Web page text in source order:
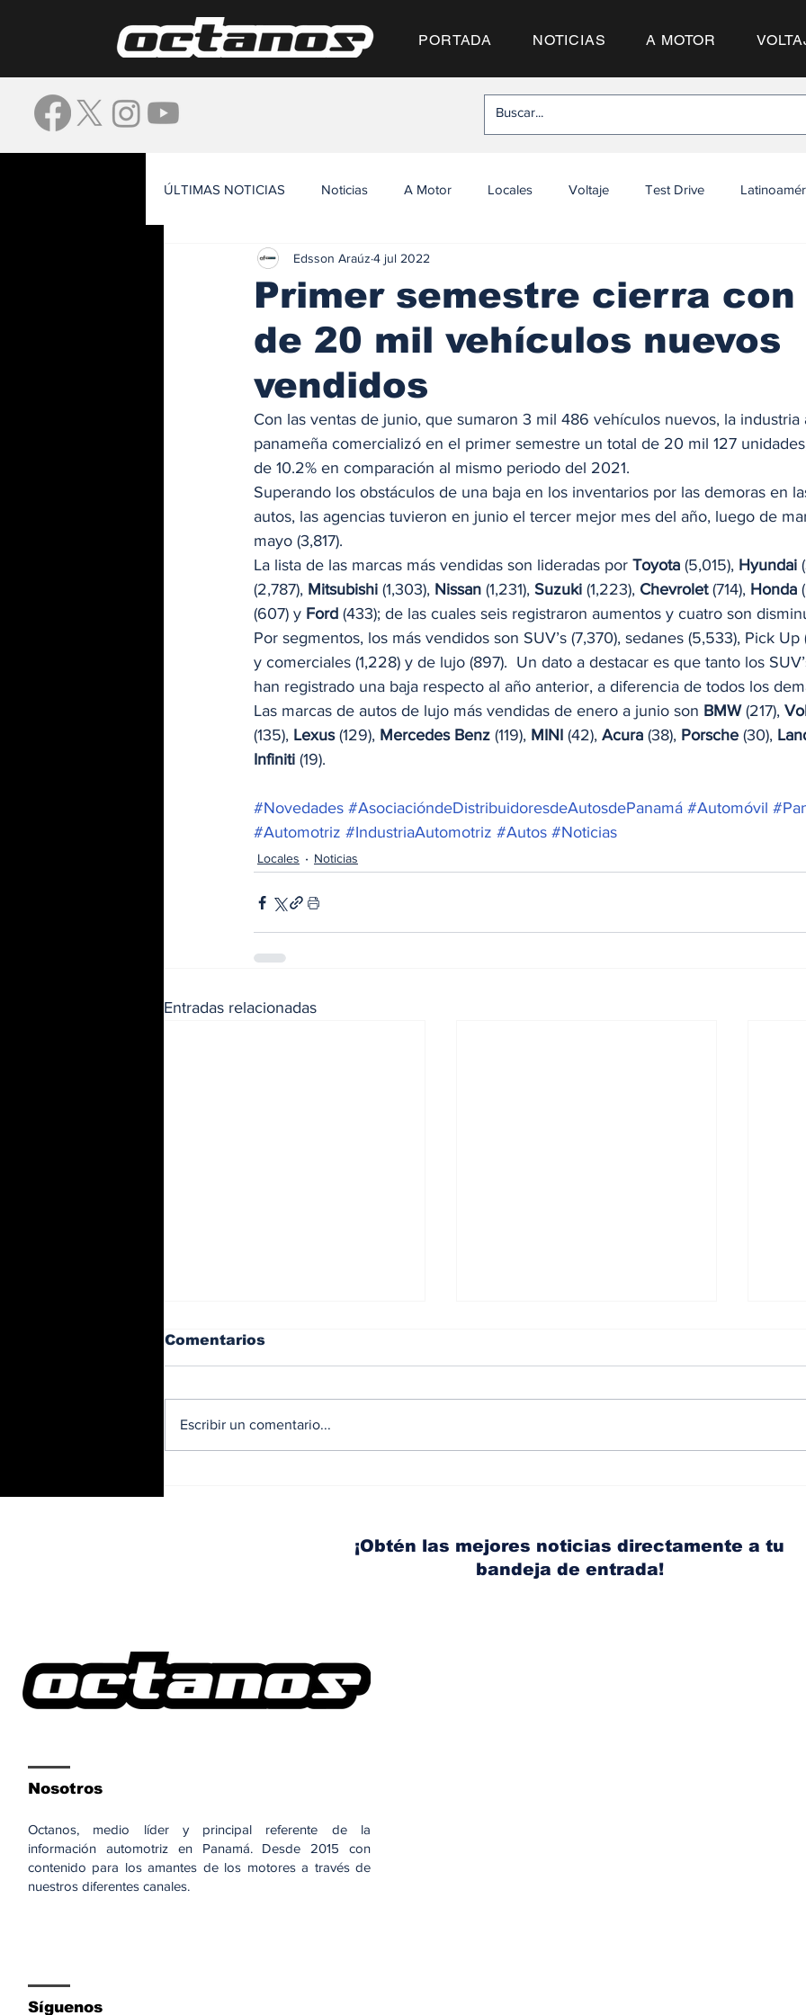
PORTADA NOTICIAS A MOTOR
ÚLTIMAS NOTICIAS Noticias A Motor Locales Voltaje Test Drive
Primer semestre cierra con
de 20 mil vehículos nuevos
vendidos
Edsson Araúz 4 jul 2022
Con las ventas de junio, que sumaron 3 mil 486 vehículos nuevos, la industria
panameña comercializó en el primer semestre un total de 20 mil 127
de 10.2% en comparación al mismo periodo del 2021.
Superando los obstáculos de una baja en los inventarios por las demoras en
autos, las agencias tuvieron en junio el tercer mejor mes del año, luego de
mayo (3,817).
La lista de las marcas más vendidas son lideradas por Toyota (5,015), Hyundai
(2,787), Mitsubishi (1,303), Nissan (1,231), Suzuki (1,223), Chevrolet (714), Honda
(607) y Ford (433); de las cuales seis registraron aumentos y cuatro son
Por segmentos, los más vendidos son SUV’s (7,370), sedanes (5,533), Pick Up
y comerciales (1,228) y de lujo (897).  Un dato a destacar es que tanto los
han registrado una baja respecto al año anterior, a diferencia de todos los
Las marcas de autos de lujo más vendidas de enero a junio son BMW (217),
(135), Lexus (129), Mercedes Benz (119), MINI (42), Acura (38), Porsche (30),
Infiniti (19).
#Novedades #AsociacióndeDistribuidoresdeAutosdePanamá #Automóvil
#Automotriz #IndustriaAutomotriz #Autos #Noticias
Locales Noticias
Entradas relacionadas
Comentarios
Escribir un comentario...
¡Obtén las mejores noticias directamente a tu
bandeja de entrada!
Nosotros
Octanos, medio líder y principal referente de la
información automotriz en Panamá. Desde 2015 con
contenido para los amantes de los motores a través de
nuestros diferentes canales.
Síguenos